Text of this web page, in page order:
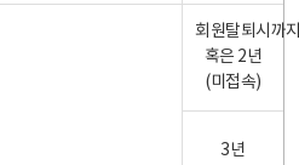
회원탈퇴시까
혹은 2년
(미접속)
3년